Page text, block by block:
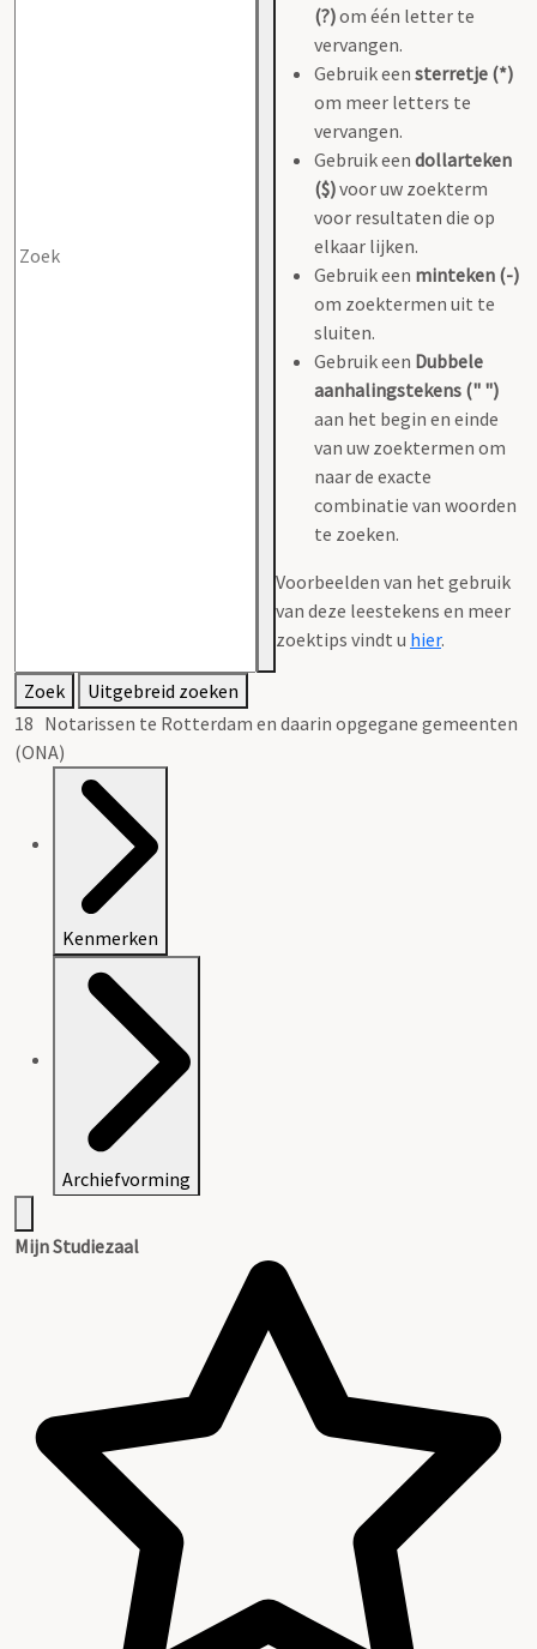
(?)om één letter te
vervangen.
Gebruik een sterretje (*)
om meer letters te
vervangen.
Gebruik een dollarteken
($)voor uw zoekterm
voor resultaten die op
elkaar lijken.
Gebruik een minteken (-)
om zoektermen uit te
sluiten.
Gebruik een Dubbele
aanhalingstekens (" ")
aan het begin en einde
van uw zoektermen om
naar de exacte
combinatie van woorden
te zoeken.
Voorbeelden van het gebruik
van deze leestekens en meer
zoektips vindt u hier.
Zoek
Uitgebreid zoeken
18 Notarissen te Rotterdam en daarin opgegane gemeenten
(ONA)
Kenmerken
Archiefvorming
Mijn Studiezaal